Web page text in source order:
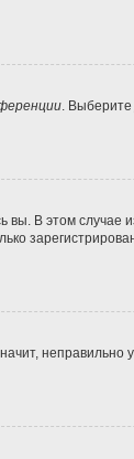
. Выберите
В этом случае